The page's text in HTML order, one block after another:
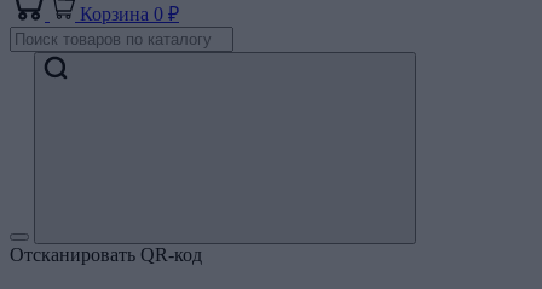
Корзина 0 ₽
Отсканировать QR-код